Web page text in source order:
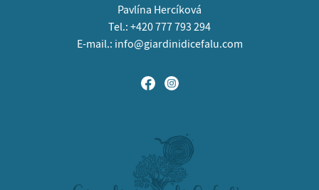
Pavlína Hercíková
Tel.: +420 777 793 294
E-mail.: info@giardinidicefalu.com